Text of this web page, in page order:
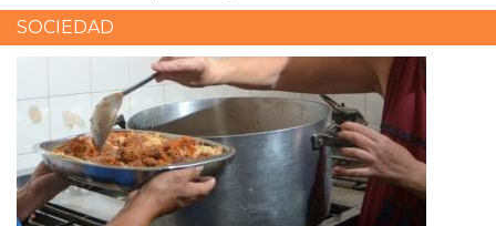
SOCIEDAD